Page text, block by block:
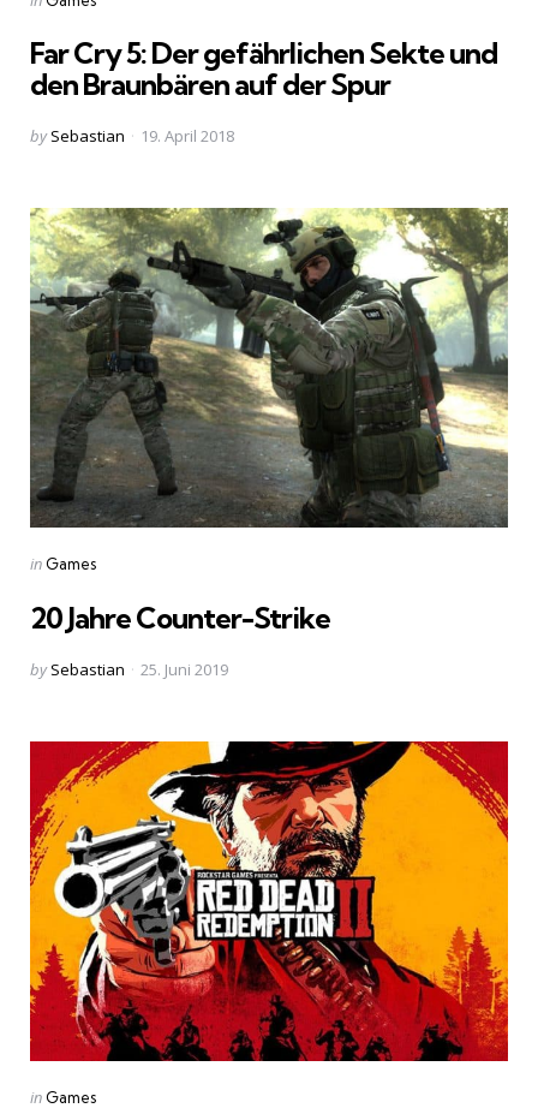
Far Cry 5: Der gefährlichen Sekte und
den Braunbären auf der Spur
Posted
by Sebastian 19. April 2018
Categories
Posted
in Games
20 Jahre Counter-Strike
Posted
by Sebastian 25. Juni 2019
Categories
Posted
in Games